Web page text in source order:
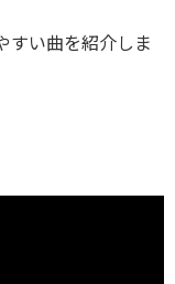
すい曲を紹介しま